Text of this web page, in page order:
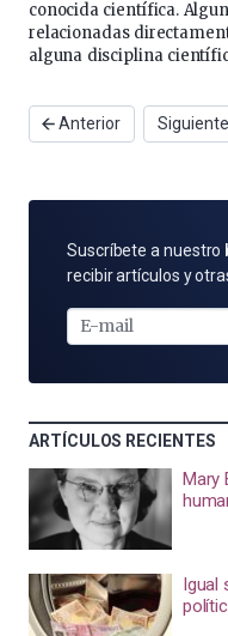
conocida científica.
relacionadas
alguna disciplina
Anterior Siguiente
SUSCRÍBETE
POR
MAIL
Suscríbete a nuestro
recibir artículos y
ARTÍCULOS RECIENTES
Mary
Igual